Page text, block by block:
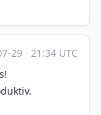
29 · 21:34 UTC